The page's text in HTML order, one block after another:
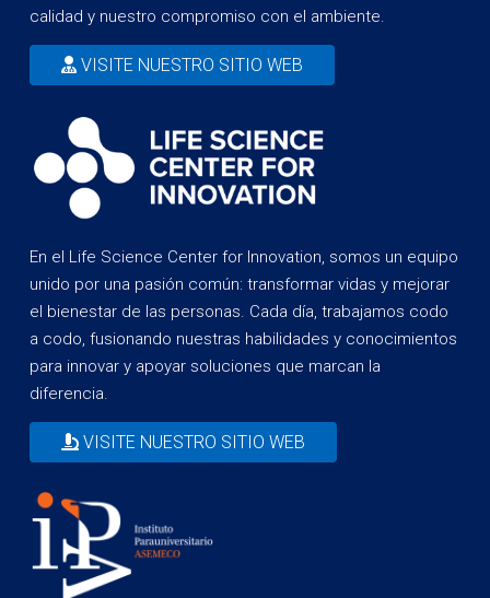
calidad y nuestro compromiso con el ambiente.
VISITE NUESTRO SITIO WEB
En el Life Science Center for Innovation, somos un equipo
unido por una pasión común: transformar vidas y mejorar
el bienestar de las personas. Cada día, trabajamos codo
a codo, fusionando nuestras habilidades y conocimientos
para innovar y apoyar soluciones que marcan la
diferencia.
VISITE NUESTRO SITIO WEB